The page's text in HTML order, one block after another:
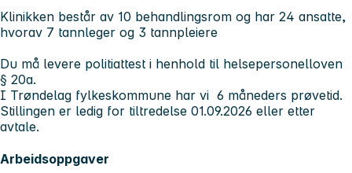
Klinikken består av 10 behandlingsrom og har 24 ansatte,
hvorav 7 tannleger og 3 tannpleiere
Du må levere politiattest i henhold til helsepersonelloven
§ 20a.
I Trøndelag fylkeskommune har vi 6 måneders prøvetid.
Stillingen er ledig for tiltredelse 01.09.2026 eller etter
avtale.
Arbeidsoppgaver